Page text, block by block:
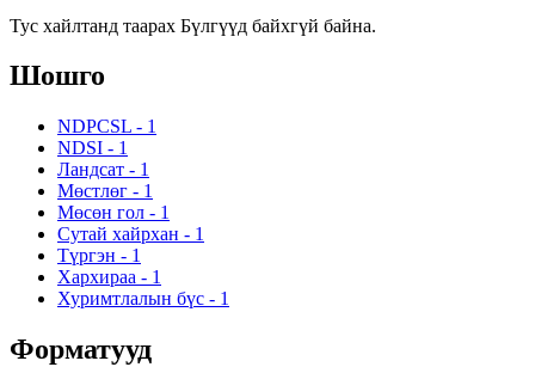
Тус хайлтанд таарах Бүлгүүд байхгүй байна.
Шошго
NDPCSL - 1
NDSI - 1
Ландсат - 1
Мөстлөг - 1
Мөсөн гол - 1
Сутай хайрхан - 1
Түргэн - 1
Хархираа - 1
Хуримтлалын бүс - 1
Форматууд